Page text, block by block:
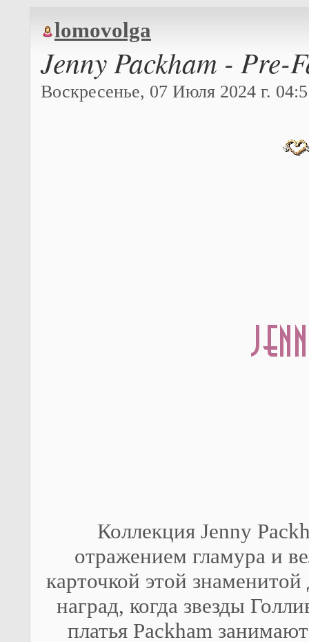
lomovolga
Jenny Packham -
Воскресенье, 07 Июля 2024 г.
Коллекция Jenny
отражением гламура и
карточкой этой
наград, когда звезды
платья Packham